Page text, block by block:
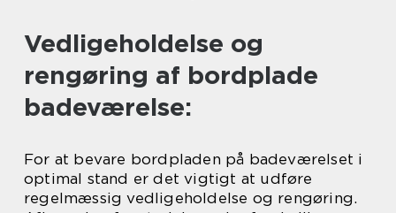
Vedligeholdelse og
rengøring af bordplade
badeværelse:
For at bevare bordpladen på badeværelset i
optimal stand er det vigtigt at udføre
regelmæssig vedligeholdelse og rengøring.